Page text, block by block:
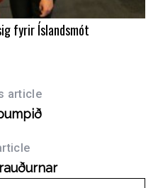
fyrir Íslandsmót
article